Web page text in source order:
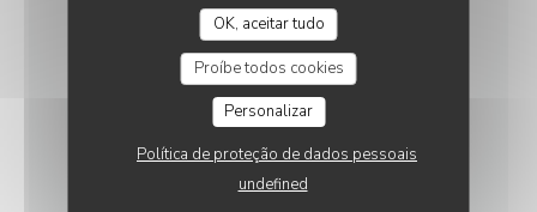
OK, aceitar tudo
Proíbe todos cookies
Personalizar
Política de proteção de dados pessoais
undefined
MÉTODOS DE PAGAMENTO
Pagamento móvel, Sem contato, Apple Pay,
Pagamento sem contato, Eurocard/Mastercard,
Bancontact / Mister Cash, Maestro, Ticket
Restaurante, Cheque Sodexo, Cheques de férias,
Visa, Títulos de restaurante, Dinheiro, Cartão Azul